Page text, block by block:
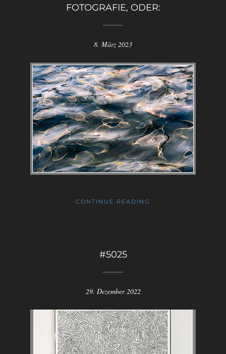
FOTOGRAFIE, ODER:
8. März 2023
CONTINUE READING
#5025
29. Dezember 2022